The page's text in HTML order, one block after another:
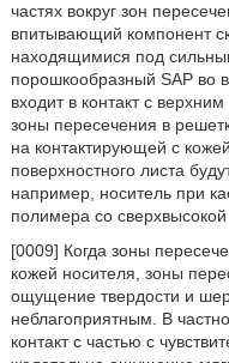
частях вокруг зон
впитывающий компонент
находящимися под
порошкообразный SAP во
входит в контакт с
зоны пересечения в
на контактирующей с
поверхностного листа
например, носитель при
полимера со
[0009] Когда зоны
кожей носителя, зоны
ощущение твердости и
неблагоприятным. В
контакт с частью с